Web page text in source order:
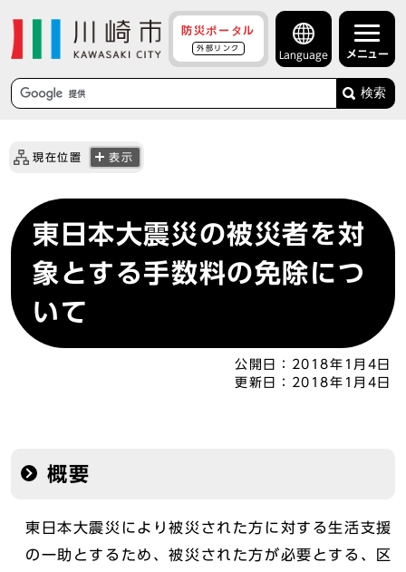
防災ポータル
外部リンク
Language メニュー
検索
現在位置 表示
東日本大震災の被災者を対
象とする手数料の免除につ
いて
公開日：
2018年1月4日
更新日：
2018年1月4日
概要
東日本大震災により被災された方に対する生活支援
の一助とするため、被災された方が必要とする、区